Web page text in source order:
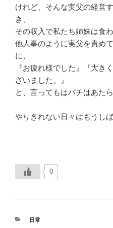
けれど、そんな実父の経営
き、
その収入で私たち姉妹は食
他人事のように実父を責め
に、
『お疲れ様でした』『大き
ざいました。』
と、言ってもはバチはあた
やりきれない日々はもうし
0
カ
日常